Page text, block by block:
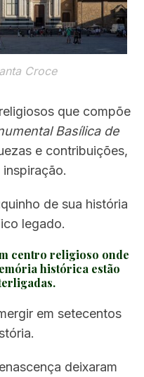
Croce
que compõe
Basílica de
e contribuições,
de sua história
legado.
centro religioso onde
histórica estão
em setecentos
deixaram